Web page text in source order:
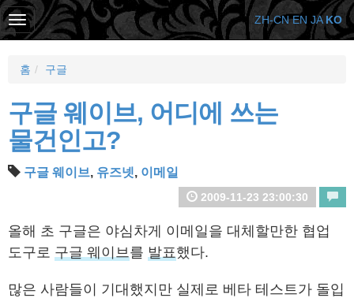
홈 구글
구글 웨이브, 어디에 쓰는
물건인고?
구글 웨이브, 유즈넷, 이메일
2009-11-23 23:00:30
올해 초 구글은 야심차게 이메일을 대체할만한 협업
도구로 구글 웨이브를 발표했다.
많은 사람들이 기대했지만 실제로 베타 테스트가 돌입
ZH-CN EN JA KO